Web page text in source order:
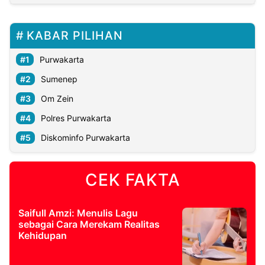
KABAR PILIHAN
Purwakarta
Sumenep
Om Zein
Polres Purwakarta
Diskominfo Purwakarta
CEK FAKTA
Saifull Amzi: Menulis Lagu
sebagai Cara Merekam Realitas
Kehidupan